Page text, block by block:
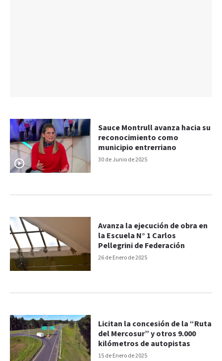
30 de Junio de 2025
Sauce Montrull avanza hacia su
reconocimiento como
municipio entrerriano
26 de Enero de 2025
Avanza la ejecución de obra en
la Escuela N° 1 Carlos
Pellegrini de Federación
15 de Enero de 2025
Licitan la concesión de la “Ruta
del Mercosur” y otros 9.000
kilómetros de autopistas